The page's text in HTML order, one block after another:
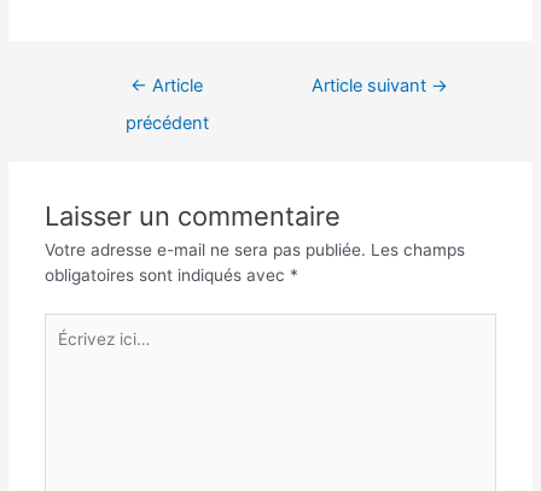
Navigation← Article
précédent
Article suivant →
Laisser un commentaire
Votre adresse e-mail ne sera pas publiée. Les champs
obligatoires sont indiqués avec *
Écrivez
ici…